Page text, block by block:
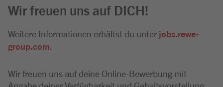
Wir freuen uns auf DICH!
Weitere Informationen erhältst du unter jobs.rewe-
group.com
Wir freuen uns auf deine Online-Bewerbung mit